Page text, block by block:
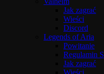
Jak zagrać
Wieści
Discord
Legends of Aria
Powitanie
Regulamin
Jak zagrać
Wieści